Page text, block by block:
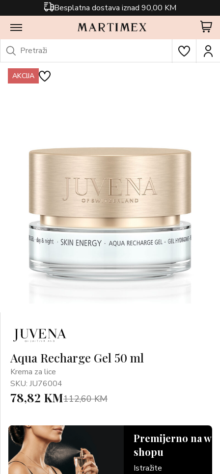
Besplatna dostava iznad 90,00 KM
AKCIJA
Aqua Recharge Gel 50 ml
Krema za lice
SKU: JU76004
78,82 KM112,60 KM
Premijerno na
shopu
Istražite